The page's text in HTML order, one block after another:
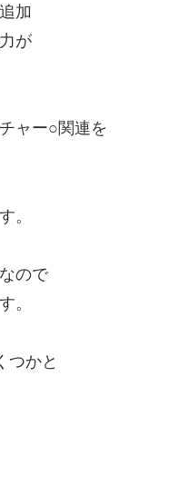
加
が
ャー○関連を
。
ので
。
つかと